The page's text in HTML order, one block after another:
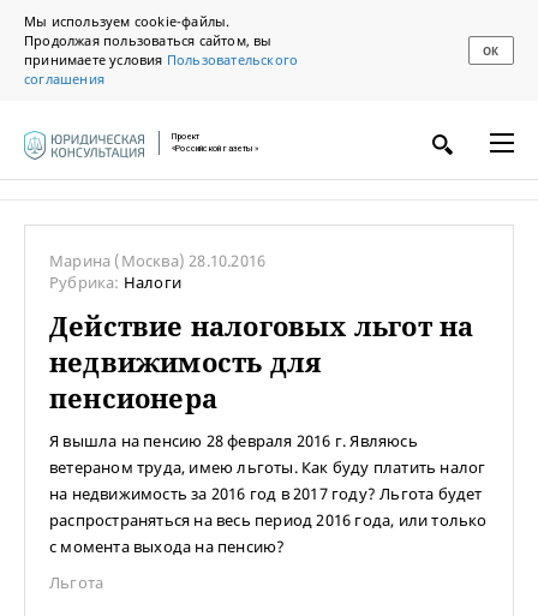
Мы используем cookie-файлы.
Продолжая пользоваться сайтом, вы
принимаете условия Пользовательского
соглашения
ОК
Проект
«Российской газеты»
Марина (Москва)28.10.2016
Рубрика: Налоги
Действие налоговых льгот на
недвижимость для
пенсионера
Я вышла на пенсию 28 февраля 2016 г. Являюсь
ветераном труда, имею льготы. Как буду платить налог
на недвижимость за 2016 год в 2017 году? Льгота будет
распространяться на весь период 2016 года, или только
с момента выхода на пенсию?
Льгота